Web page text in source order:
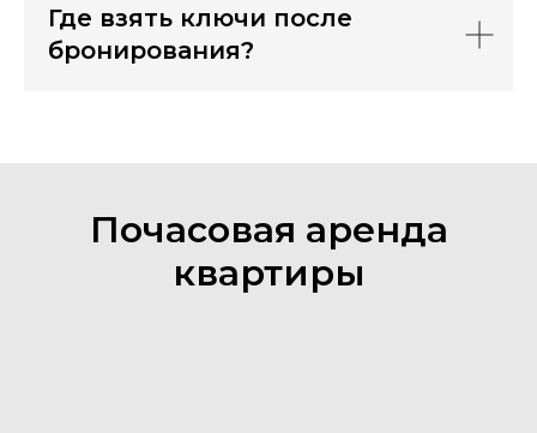
Где взять ключи после
бронирования?
Почасовая аренда
квартиры